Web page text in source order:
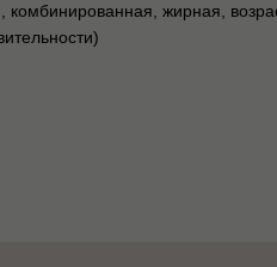
комбинированная, жирная,